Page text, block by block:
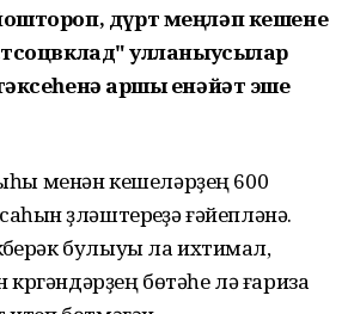
дүрт меңләп кешене
ҡулланыусылар
ҡаршы енәйәт эше
менән кешеләрҙең 600
үҙләштереүҙә ғәйепләнә.
булыуы ла ихтимал,
бөтәһе лә ғариза